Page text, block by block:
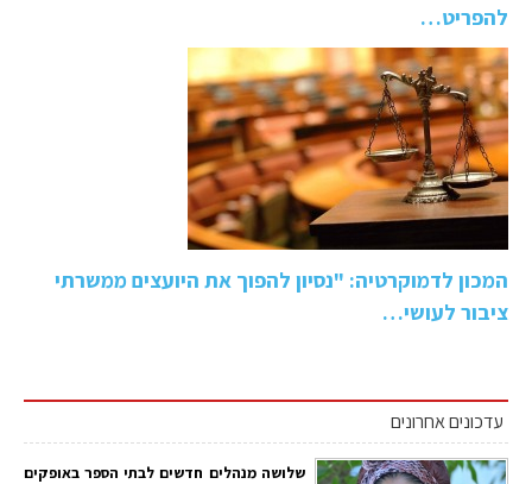
להפריט…
המכון לדמוקרטיה: "נסיון להפוך את היועצים ממשרתי
ציבור לעושי…
עדכונים אחרונים
שלושה מנהלים חדשים לבתי הספר באופקים